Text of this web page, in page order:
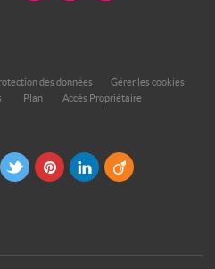
des données
Gérer les cookies
Plan Accès Propriétaire